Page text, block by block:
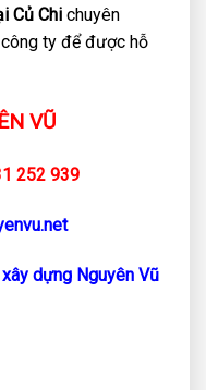
Củ Chi chuyên
ty để được hỗ
VŨ
252 939
dựng Nguyên Vũ